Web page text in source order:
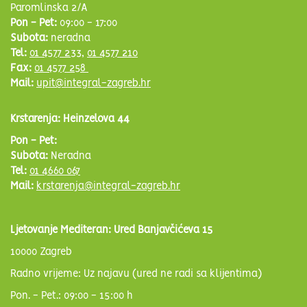
Paromlinska 2/A
Pon - Pet: 09:00 - 17:00
Subota: neradna
Tel: 01 4577 233, 01 4577 210
Fax: 01 4577 258
Mail: upit@integral-zagreb.hr
Krstarenja: Heinzelova 44
Pon - Pet:
Subota: Neradna
Tel: 01 4660 067
Mail: krstarenja@integral-zagreb.hr
Ljetovanje Mediteran: Ured Banjavčićeva 15
10000 Zagreb
Radno vrijeme: Uz najavu (ured ne radi sa klijentima)
Pon. - Pet.: 09:00 - 15:00 h